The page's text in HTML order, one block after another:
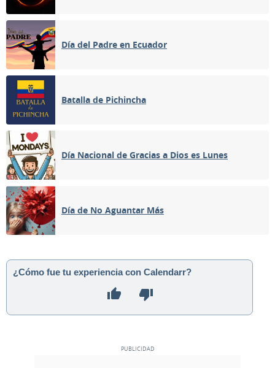
Día del Padre en Ecuador
Batalla de Pichincha
Día Nacional de Gracias a Dios es Lunes
Día de No Aguantar Más
¿Cómo fue tu experiencia con Calendarr?